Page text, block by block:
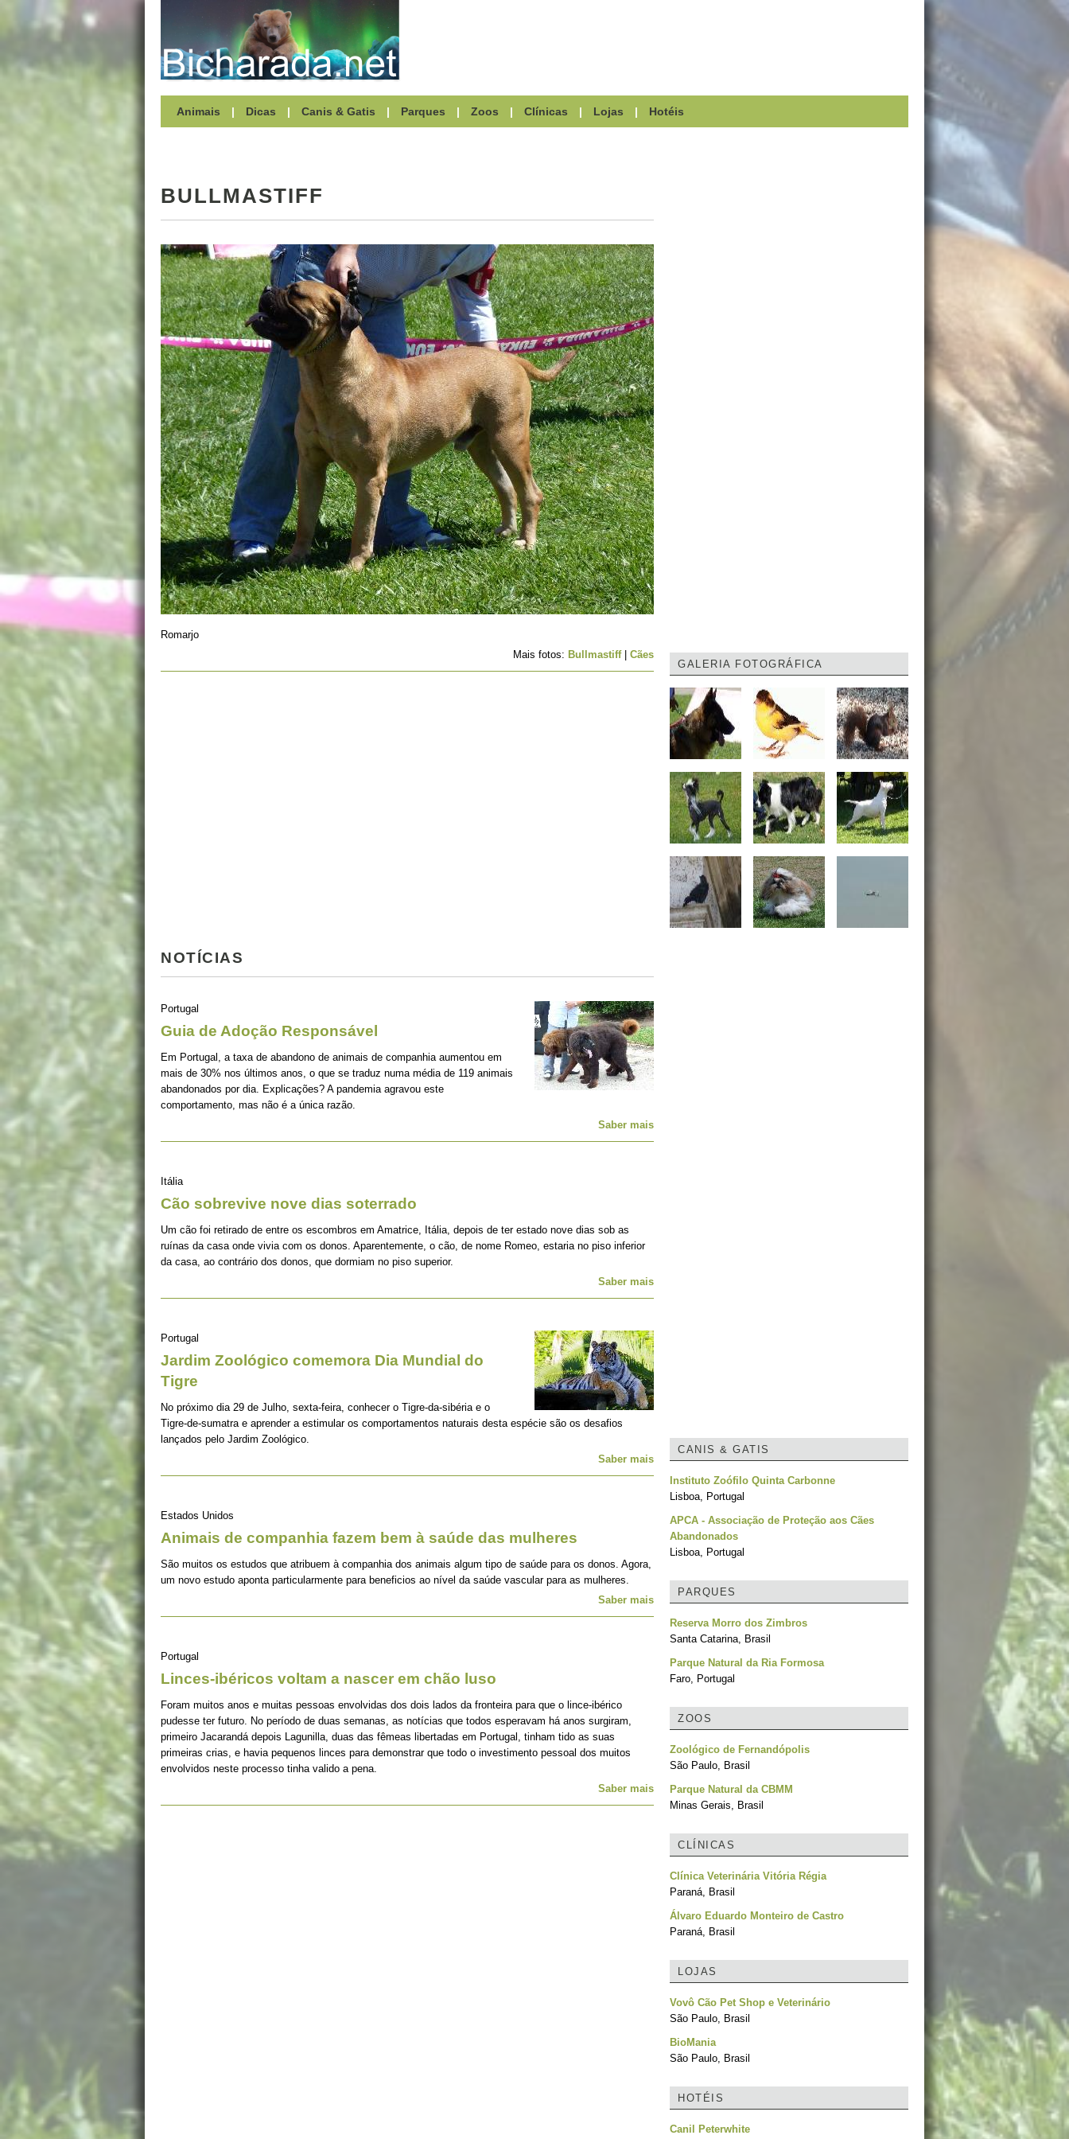
Animais | Dicas | Canis & Gatis | Parques | Zoos | Clínicas | Lojas | Hotéis
BULLMASTIFF
Romarjo
Mais fotos: Bullmastiff| Cães
NOTÍCIAS
Portugal
Guia de Adoção Responsável
Em Portugal, a taxa de abandono de animais de companhia aumentou em
mais de 30% nos últimos anos, o que se traduz numa média de 119 animais
abandonados por dia. Explicações? A pandemia agravou este
comportamento, mas não é a única razão.
Saber mais
Itália
Cão sobrevive nove dias soterrado
Um cão foi retirado de entre os escombros em Amatrice, Itália, depois de ter estado nove dias sob as
ruínas da casa onde vivia com os donos. Aparentemente, o cão, de nome Romeo, estaria no piso inferior
da casa, ao contrário dos donos, que dormiam no piso superior.
Saber mais
Portugal
Jardim Zoológico comemora Dia Mundial do
Tigre
No próximo dia 29 de Julho, sexta-feira, conhecer o Tigre-da-sibéria e o
Tigre-de-sumatra e aprender a estimular os comportamentos naturais desta espécie são os desafios
lançados pelo Jardim Zoológico.
Saber mais
Estados Unidos
Animais de companhia fazem bem à saúde das mulheres
São muitos os estudos que atribuem à companhia dos animais algum tipo de saúde para os donos. Agora,
um novo estudo aponta particularmente para beneficios ao nível da saúde vascular para as mulheres.
Saber mais
Portugal
Linces-ibéricos voltam a nascer em chão luso
Foram muitos anos e muitas pessoas envolvidas dos dois lados da fronteira para que o lince-ibérico
pudesse ter futuro. No período de duas semanas, as notícias que todos esperavam há anos surgiram,
primeiro Jacarandá depois Lagunilla, duas das fêmeas libertadas em Portugal, tinham tido as suas
primeiras crias, e havia pequenos linces para demonstrar que todo o investimento pessoal dos muitos
envolvidos neste processo tinha valido a pena.
Saber mais
GALERIA FOTOGRÁFICA
CANIS & GATIS
Instituto Zoófilo Quinta Carbonne
Lisboa, Portugal
APCA - Associação de Proteção aos Cães
Abandonados
Lisboa, Portugal
PARQUES
Reserva Morro dos Zimbros
Santa Catarina, Brasil
Parque Natural da Ria Formosa
Faro, Portugal
ZOOS
Zoológico de Fernandópolis
São Paulo, Brasil
Parque Natural da CBMM
Minas Gerais, Brasil
CLÍNICAS
Clínica Veterinária Vitória Régia
Paraná, Brasil
Álvaro Eduardo Monteiro de Castro
Paraná, Brasil
LOJAS
Vovô Cão Pet Shop e Veterinário
São Paulo, Brasil
BioMania
São Paulo, Brasil
HOTÉIS
Canil Peterwhite